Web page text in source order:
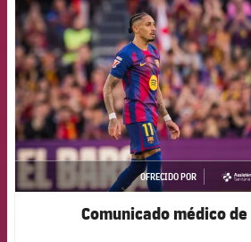
OFRECIDO POR
asistencia
Comunicado médico